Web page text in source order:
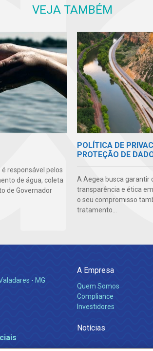
VEJA TAMBÉM
responsável pelos
de água, coleta
de Governador
POLÍTICA DE
PROTEÇÃO DE
A Aegea busca garantir
transparência e ética
o seu compromisso
tratamento...
- MG
A Empresa
Quem Somos
Compliance
Investidores
Notícias